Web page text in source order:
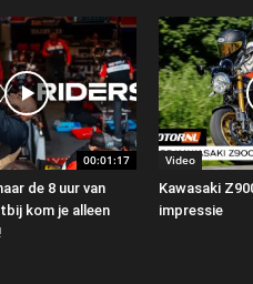
00:01:17
de 8 uur van
kom je alleen
Video
Kawasaki
impressie